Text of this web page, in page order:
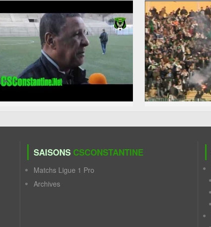
SAISONS CSCONSTANTINE
Matchs Ligue 1 Pro
Archives